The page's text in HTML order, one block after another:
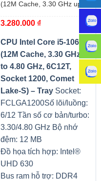
(12M Cache, 3.30 GHz up to
1200, Comet Lake-S) – Tray
3.280.000 ₫
CPU Intel Core i5-10600
(12M Cache, 3.30 GHz up
to 4.80 GHz, 6C12T,
Socket 1200, Comet
Lake-S) – Tray Socket:
FCLGA1200Số lõi/luồng:
6/12 Tần số cơ bản/turbo:
3.30/4.80 GHz Bộ nhớ
đệm: 12 MB
Đồ họa tích hợp: Intel®
UHD 630
Bus ram hỗ trợ: DDR4